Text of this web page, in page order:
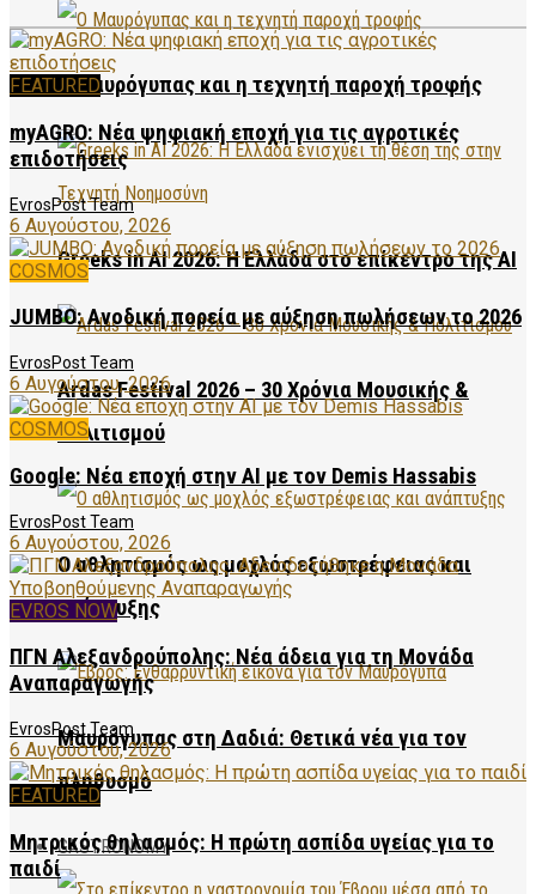
Ο Μαυρόγυπας και η τεχνητή παροχή τροφής
Greeks in AI 2026: Η Ελλάδα στο επίκεντρο της AI
Ardas Festival 2026 – 30 Χρόνια Μουσικής &
Πολιτισμού
Ο αθλητισμός ως μοχλός εξωστρέφειας και
ανάπτυξης
Μαυρόγυπας στη Δαδιά: Θετικά νέα για τον
πληθυσμό
GASTRONOMY
FEATURED
myAGRO: Νέα ψηφιακή εποχή για τις αγροτικές
επιδοτήσεις
EvrosPost Team
6 Αυγούστου, 2026
COSMOS
JUMBO: Ανοδική πορεία με αύξηση πωλήσεων το 2026
EvrosPost Team
6 Αυγούστου, 2026
COSMOS
Google: Νέα εποχή στην AI με τον Demis Hassabis
EvrosPost Team
6 Αυγούστου, 2026
EVROS NOW
ΠΓΝ Αλεξανδρούπολης: Νέα άδεια για τη Μονάδα
Αναπαραγωγής
EvrosPost Team
6 Αυγούστου, 2026
FEATURED
Μητρικός θηλασμός: Η πρώτη ασπίδα υγείας για το
παιδί